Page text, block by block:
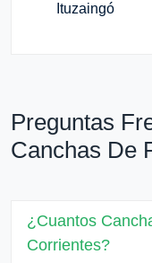
Ituzaingó
Preguntas
Canchas De
¿Cuantos
Corrientes?